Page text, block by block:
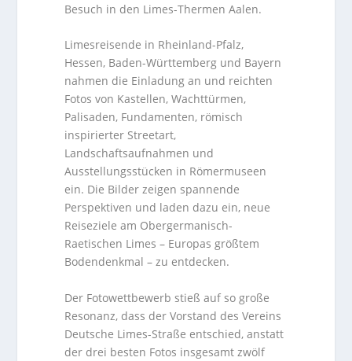
Besuch in den Limes-Thermen Aalen.
Limesreisende in Rheinland-Pfalz,
Hessen, Baden-Württemberg und Bayern
nahmen die Einladung an und reichten
Fotos von Kastellen, Wachttürmen,
Palisaden, Fundamenten, römisch
inspirierter Streetart,
Landschaftsaufnahmen und
Ausstellungsstücken in Römermuseen
ein. Die Bilder zeigen spannende
Perspektiven und laden dazu ein, neue
Reiseziele am Obergermanisch-
Raetischen Limes – Europas größtem
Bodendenkmal – zu entdecken.
Der Fotowettbewerb stieß auf so große
Resonanz, dass der Vorstand des Vereins
Deutsche Limes-Straße entschied, anstatt
der drei besten Fotos insgesamt zwölf